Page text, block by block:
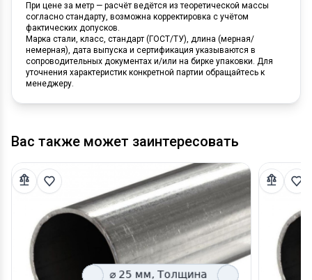
При цене за метр — расчёт ведётся из теоретической массы
согласно стандарту, возможна корректировка с учётом
фактических допусков.
Марка стали, класс, стандарт (ГОСТ/ТУ), длина (мерная/
немерная), дата выпуска и сертификация указываются в
сопроводительных документах и/или на бирке упаковки. Для
уточнения характеристик конкретной партии обращайтесь к
менеджеру.
Вас также может заинтересовать